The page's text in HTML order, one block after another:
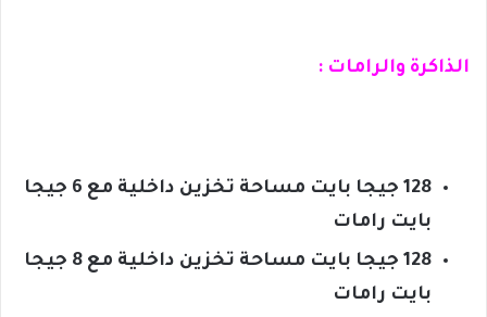
الذاكرة والرامات :
128 جيجا بايت مساحة تخزين داخلية مع 6 جيجا
بايت رامات
128 جيجا بايت مساحة تخزين داخلية مع 8 جيجا
بايت رامات